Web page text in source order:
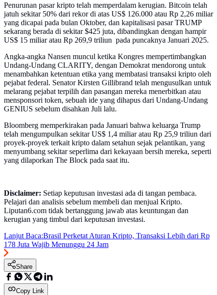
Penurunan pasar kripto telah memperdalam kerugian. Bitcoin telah
jatuh sekitar 50% dari rekor di atas US$ 126.000 atau Rp 2,26 miliar
yang dicapai pada bulan Oktober, dan kapitalisasi pasar TRUMP
sekarang berada di sekitar $425 juta, dibandingkan dengan hampir
US$ 15 miliar atau Rp 269,9 triliun pada puncaknya Januari 2025.
Angka-angka Nansen muncul ketika Kongres mempertimbangkan
Undang-Undang CLARITY, dengan Demokrat mendorong untuk
menambahkan ketentuan etika yang membatasi transaksi kripto oleh
pejabat federal. Senator Kirsten Gillibrand telah mengusulkan untuk
melarang pejabat terpilih dan pasangan mereka menerbitkan atau
mensponsori token, sebuah ide yang dihapus dari Undang-Undang
GENIUS sebelum disahkan Juli lalu.
Bloomberg memperkirakan pada Januari bahwa keluarga Trump
telah mengumpulkan sekitar US$ 1,4 miliar atau Rp 25,9 triliun dari
proyek-proyek terkait kripto dalam setahun sejak pelantikan, yang
menyumbang sekitar seperlima dari kekayaan bersih mereka, seperti
yang dilaporkan The Block pada saat itu.
Disclaimer: Setiap keputusan investasi ada di tangan pembaca.
Pelajari dan analisis sebelum membeli dan menjual Kripto.
Liputan6.com tidak bertanggung jawab atas keuntungan dan
kerugian yang timbul dari keputusan investasi.
Lanjut Baca:Brasil Perketat Aturan Kripto, Transaksi Lebih dari Rp
178 Juta Wajib Menunggu 24 Jam
Share
Copy Link